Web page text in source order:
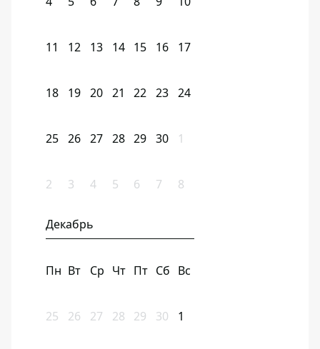
11 12 13 14 15 16 17
18 19 20 21 22 23 24
25 26 27 28 29 30 1
2 3 4 5 6 7 8
Декабрь
Пн Вт Ср Чт Пт Сб Вс
25 26 27 28 29 30 1